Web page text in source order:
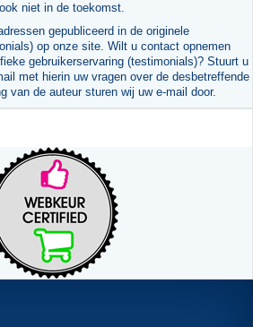
niet in de toekomst.
gepubliceerd in de originele
op onze site. Wilt u contact opnemen
gebruikerservaring (testimonials)? Stuurt u
met hierin uw vragen over de desbetreffende
van de auteur sturen wij uw e-mail door.